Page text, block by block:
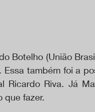
Botelho (União
também foi a
Ricardo Riva. Já
que fazer.